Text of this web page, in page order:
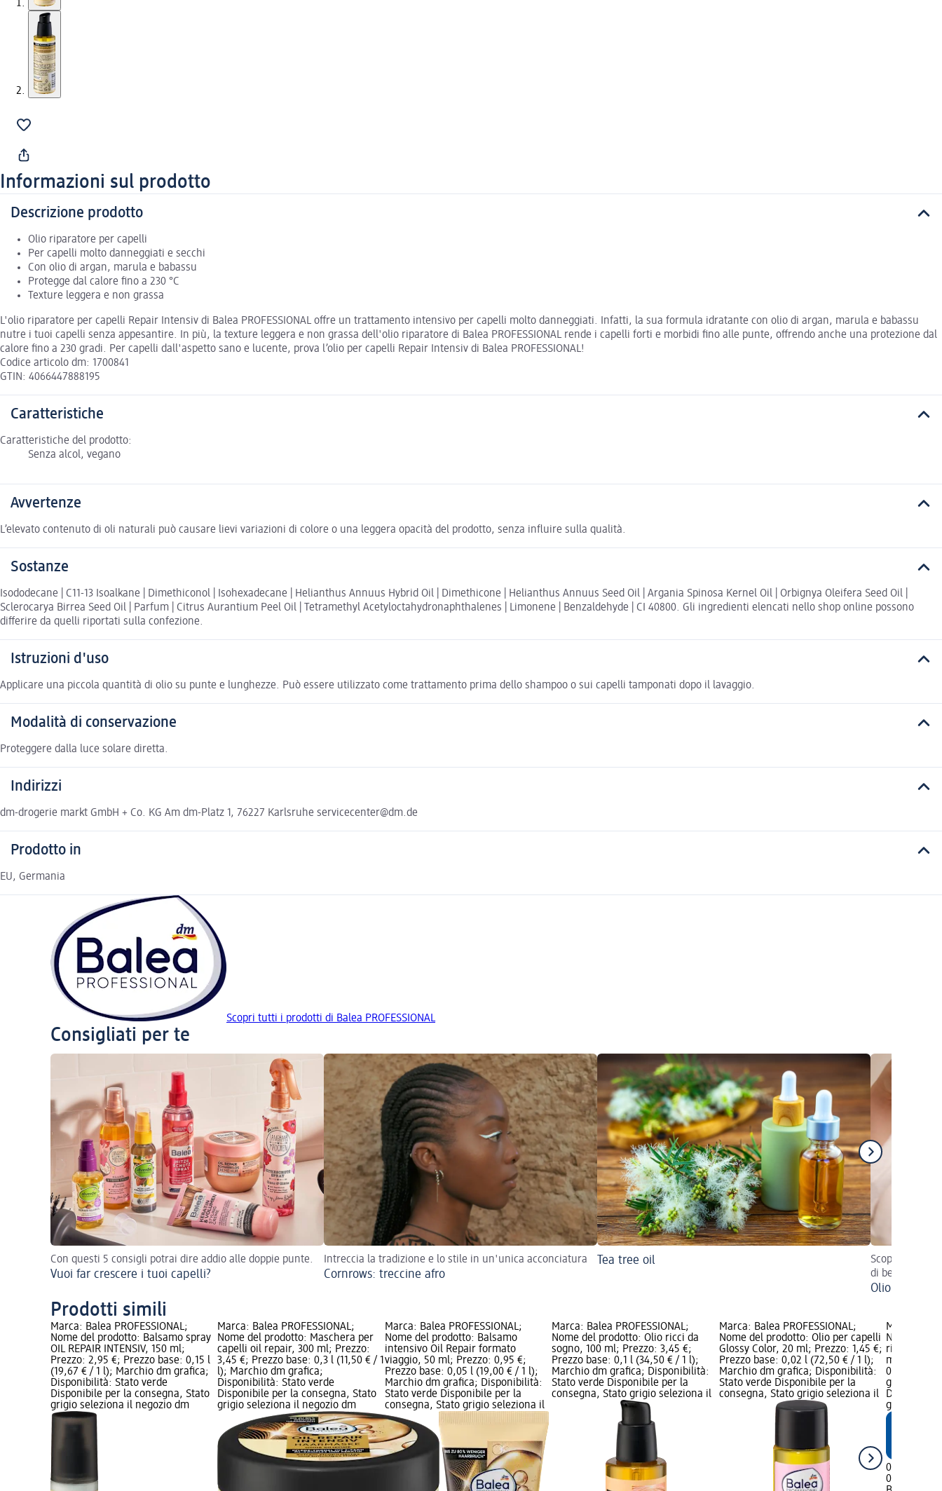
Informazioni sul prodotto
Descrizione prodotto
Olio riparatore per capelli
Per capelli molto danneggiati e secchi
Con olio di argan, marula e babassu
Protegge dal calore fino a 230 °C
Texture leggera e non grassa
L'olio riparatore per capelli Repair Intensiv di Balea PROFESSIONAL offre un trattamento intensivo per capelli molto danneggiati. Infatti, la sua formula idratante con olio di argan, marula e babassu
nutre i tuoi capelli senza appesantire. In più, la texture leggera e non grassa dell'olio riparatore di Balea PROFESSIONAL rende i capelli forti e morbidi fino alle punte, offrendo anche una protezione dal
calore fino a 230 gradi. Per capelli dall'aspetto sano e lucente, prova l’olio per capelli Repair Intensiv di Balea PROFESSIONAL!
Codice articolo dm: 1700841
GTIN: 4066447888195
Caratteristiche
Caratteristiche del prodotto:
Senza alcol, vegano
Avvertenze
L’elevato contenuto di oli naturali può causare lievi variazioni di colore o una leggera opacità del prodotto, senza influire sulla qualità.
Sostanze
Isododecane | C11-13 Isoalkane | Dimethiconol | Isohexadecane | Helianthus Annuus Hybrid Oil | Dimethicone | Helianthus Annuus Seed Oil | Argania Spinosa Kernel Oil | Orbignya Oleifera Seed Oil |
Sclerocarya Birrea Seed Oil | Parfum | Citrus Aurantium Peel Oil | Tetramethyl Acetyloctahydronaphthalenes | Limonene | Benzaldehyde | CI 40800. Gli ingredienti elencati nello shop online possono
differire da quelli riportati sulla confezione.
Istruzioni d'uso
Applicare una piccola quantità di olio su punte e lunghezze. Può essere utilizzato come trattamento prima dello shampoo o sui capelli tamponati dopo il lavaggio.
Modalità di conservazione
Proteggere dalla luce solare diretta.
Indirizzi
dm-drogerie markt GmbH + Co. KG Am dm-Platz 1, 76227 Karlsruhe servicecenter@dm.de
Prodotto in
EU, Germania
Scopri tutti i prodotti di Balea PROFESSIONAL
Consigliati per te
Con questi 5 consigli potrai dire addio alle doppie punte.
Vuoi far crescere i tuoi capelli?
Intreccia la tradizione e lo stile in un'unica acconciatura
Cornrows: treccine afro
Tea tree oil
Scopri come
di bellezza
Olio di
Prodotti simili
Marca: Balea PROFESSIONAL;
Nome del prodotto: Balsamo spray
OIL REPAIR INTENSIV, 150 ml;
Prezzo: 2,95 €; Prezzo base: 0,15 l
(19,67 € / 1 l); Marchio dm grafica;
Disponibilità: Stato verde
Disponibile per la consegna, Stato
grigio seleziona il negozio dm
Marca: Balea PROFESSIONAL;
Nome del prodotto: Maschera per
capelli oil repair, 300 ml; Prezzo:
3,45 €; Prezzo base: 0,3 l (11,50 € / 1
l); Marchio dm grafica;
Disponibilità: Stato verde
Disponibile per la consegna, Stato
grigio seleziona il negozio dm
Marca: Balea PROFESSIONAL;
Nome del prodotto: Balsamo
intensivo Oil Repair formato
viaggio, 50 ml; Prezzo: 0,95 €;
Prezzo base: 0,05 l (19,00 € / 1 l);
Marchio dm grafica; Disponibilità:
Stato verde Disponibile per la
consegna, Stato grigio seleziona il
Marca: Balea PROFESSIONAL;
Nome del prodotto: Olio ricci da
sogno, 100 ml; Prezzo: 3,45 €;
Prezzo base: 0,1 l (34,50 € / 1 l);
Marchio dm grafica; Disponibilità:
Stato verde Disponibile per la
consegna, Stato grigio seleziona il
Marca: Balea PROFESSIONAL;
Nome del prodotto: Olio per capelli
Glossy Color, 20 ml; Prezzo: 1,45 €;
Prezzo base: 0,02 l (72,50 € / 1 l);
Marchio dm grafica; Disponibilità:
Stato verde Disponibile per la
consegna, Stato grigio seleziona il
Marca:
Nome del
riparatore
ml; Prezzo:
0,05 l
grafica;
Disponibile
grigio
0,95 €
0,05 l